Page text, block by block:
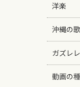
洋楽
沖縄の
ガズレ
動画の